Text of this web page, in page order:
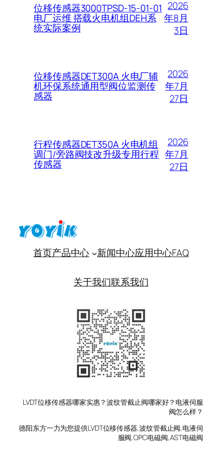
位移传感器3000TPSD-15-01-01
电厂运维 搭载火电机组DEH系
统实际案例
2026
年8月
3日
位移传感器DET300A 火电厂辅
机环保系统通用型阀位监测传
感器
2026
年7月
27日
行程传感器DET350A 火电机组
调门/旁路阀技改升级专用行程
传感器
2026
年7月
27日
首页产品中心 新闻中心应用中心FAQ
关于我们联系我们
LVDT位移传感器哪家实惠？波纹管截止阀哪家好？电液伺服
阀怎么样？
德阳东方一力为您提供LVDT位移传感器,波纹管截止阀,电液伺
服阀,OPC电磁阀,AST电磁阀